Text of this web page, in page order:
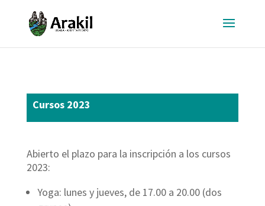
Cursos 2023
Abierto el plazo para la inscripción a los cursos
2023:
Yoga: lunes y jueves, de 17.00 a 20.00 (dos